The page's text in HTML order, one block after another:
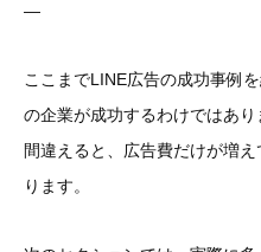
—
ここまでLINE広告の成功事例
の企業が成功するわけではあ
間違えると、広告費だけが増
ります。